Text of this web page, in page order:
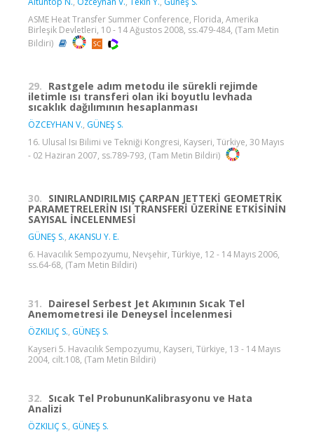
ASME Heat Transfer Summer Conference, Florida, Amerika
Birleşik Devletleri, 10 - 14 Ağustos 2008, ss.479-484, (Tam Metin
Bildiri)
29. Rastgele adım metodu ile sürekli rejimde
iletimle ısı transferi olan iki boyutlu levhada
sıcaklık dağılımının hesaplanması
ÖZCEYHAN V., GÜNEŞ S.
16. Ulusal Isı Bilimi ve Tekniği Kongresi, Kayseri, Türkiye, 30 Mayıs
- 02 Haziran 2007, ss.789-793, (Tam Metin Bildiri)
30. SINIRLANDIRILMIŞ ÇARPAN JETTEKİ GEOMETRİK
PARAMETRELERİN ISI TRANSFERİ ÜZERİNE ETKİSİNİN
SAYISAL İNCELENMESİ
GÜNEŞ S., AKANSU Y. E.
6. Havacılık Sempozyumu, Nevşehir, Türkiye, 12 - 14 Mayıs 2006,
ss.64-68, (Tam Metin Bildiri)
31. Dairesel Serbest Jet Akımının Sıcak Tel
Anemometresi ile Deneysel İncelenmesi
ÖZKILIÇ S., GÜNEŞ S.
Kayseri 5. Havacılık Sempozyumu, Kayseri, Türkiye, 13 - 14 Mayıs
2004, cilt.108, (Tam Metin Bildiri)
32. Sıcak Tel ProbununKalibrasyonu ve Hata
Analizi
ÖZKILIÇ S., GÜNEŞ S.